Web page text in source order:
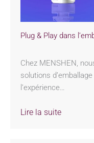
Plug & Play dans
Chez MENSHEN,
solutions
l’expérience…
Lire la suite